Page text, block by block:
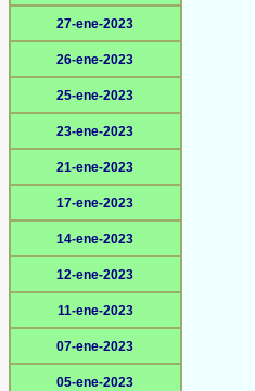
27-ene-2023
26-ene-2023
25-ene-2023
23-ene-2023
21-ene-2023
17-ene-2023
14-ene-2023
12-ene-2023
11-ene-2023
07-ene-2023
05-ene-2023